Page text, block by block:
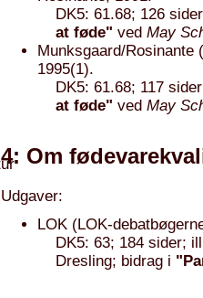
DK5: 61.68; 126
at føde" ved May
Munksgaard/Rosinante
1995(1).
DK5: 61.68; 117
at føde" ved May
4: Om
Udgaver:
LOK (LOK-
DK5: 63; 184 sider;
Dresling; bidrag i